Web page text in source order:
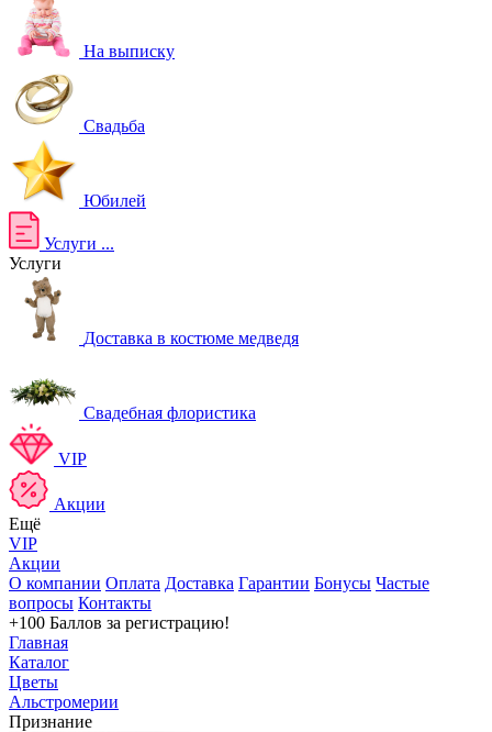
На выписку
Свадьба
Юбилей
Услуги ...
Услуги
Доставка в костюме медведя
Свадебная флористика
VIP
Акции
Ещё
VIP
Акции
О компании Оплата Доставка Гарантии Бонусы Частые
вопросы Контакты
+100 Баллов за регистрацию!
Главная
Каталог
Цветы
Альстромерии
Признание